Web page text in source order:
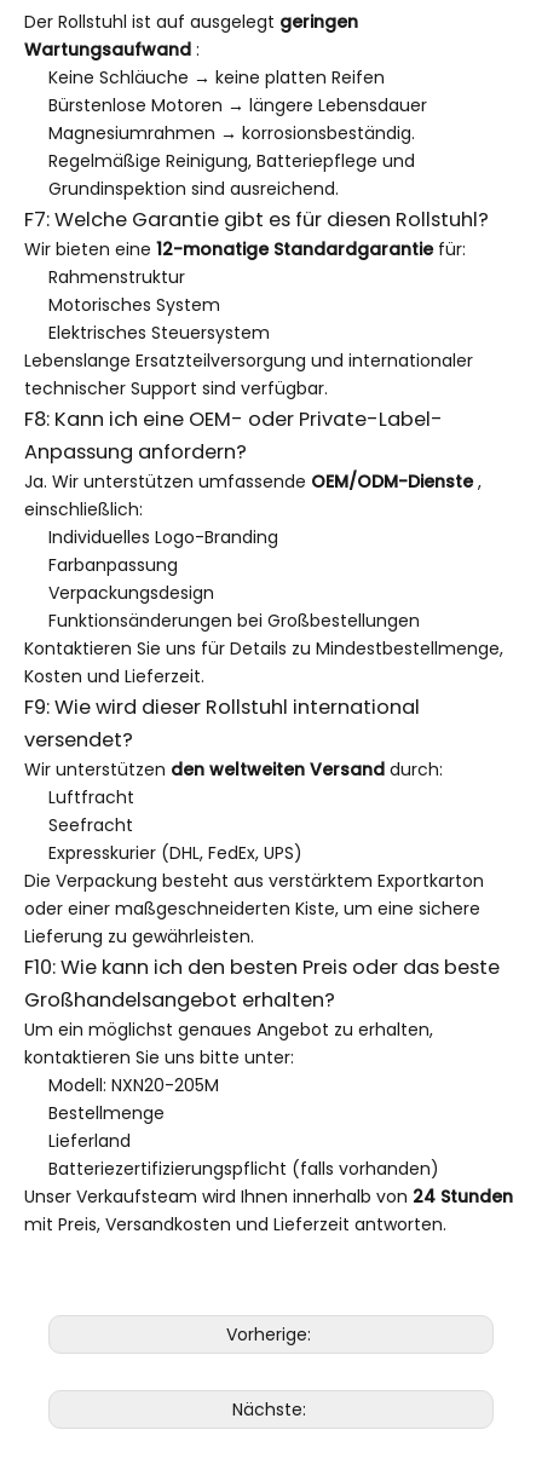
Der Rollstuhl ist auf ausgelegt geringen
Wartungsaufwand :
Keine Schläuche → keine platten Reifen
Bürstenlose Motoren → längere Lebensdauer
Magnesiumrahmen → korrosionsbeständig.
Regelmäßige Reinigung, Batteriepflege und
Grundinspektion sind ausreichend.
F7: Welche Garantie gibt es für diesen Rollstuhl?
Wir bieten eine 12-monatige Standardgarantie für:
Rahmenstruktur
Motorisches System
Elektrisches Steuersystem
Lebenslange Ersatzteilversorgung und internationaler
technischer Support sind verfügbar.
F8: Kann ich eine OEM- oder Private-Label-
Anpassung anfordern?
Ja. Wir unterstützen umfassende OEM/ODM-Dienste,
einschließlich:
Individuelles Logo-Branding
Farbanpassung
Verpackungsdesign
Funktionsänderungen bei Großbestellungen
Kontaktieren Sie uns für Details zu Mindestbestellmenge,
Kosten und Lieferzeit.
F9: Wie wird dieser Rollstuhl international
versendet?
Wir unterstützen den weltweiten Versand durch:
Luftfracht
Seefracht
Expresskurier (DHL, FedEx, UPS)
Die Verpackung besteht aus verstärktem Exportkarton
oder einer maßgeschneiderten Kiste, um eine sichere
Lieferung zu gewährleisten.
F10: Wie kann ich den besten Preis oder das beste
Großhandelsangebot erhalten?
Um ein möglichst genaues Angebot zu erhalten,
kontaktieren Sie uns bitte unter:
Modell: NXN20-205M
Bestellmenge
Lieferland
Batteriezertifizierungspflicht (falls vorhanden)
Unser Verkaufsteam wird Ihnen innerhalb von 24 Stunden
mit Preis, Versandkosten und Lieferzeit antworten.
Vorherige:
Nächste: